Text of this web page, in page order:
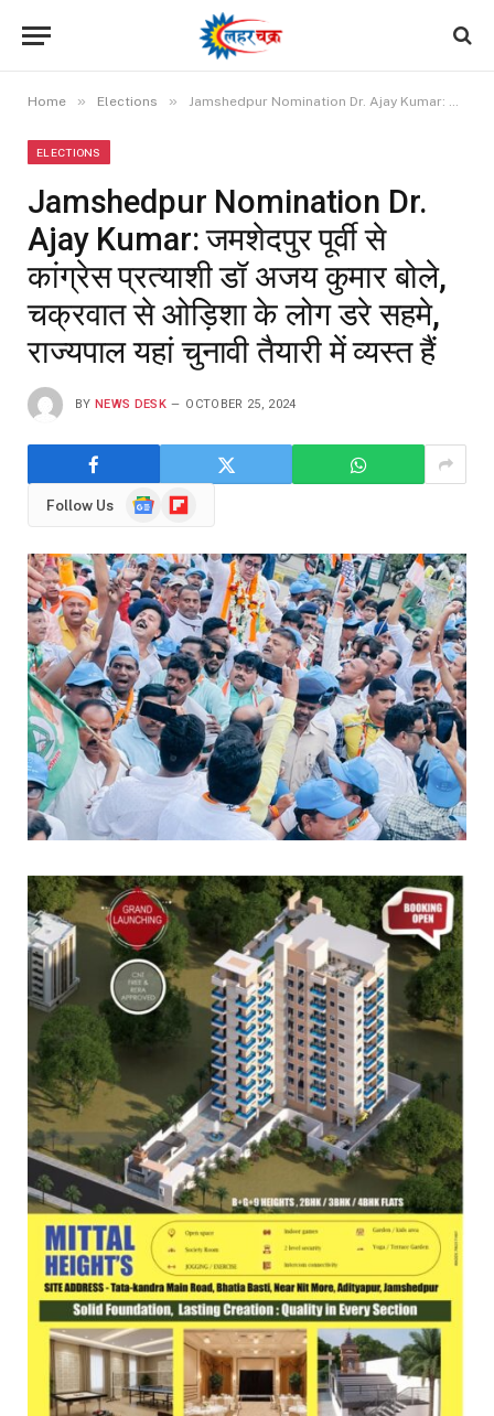
Home » Elections » Jamshedpur Nomination Dr. Ajay Kumar: जमशेदपुर पूर्वी से कांग्रेस प्रत्याशी डॉ अजय कुमार बोले, चक्रवात से ओड़िशा के लोग डरे सहमे, राज्यपाल यहां चुनावी तैयारी में व्यस्त हैं
ELECTIONS
Jamshedpur Nomination Dr.
Ajay Kumar: जमशेदपुर पूर्वी से
कांग्रेस प्रत्याशी डॉ अजय कुमार बोले,
चक्रवात से ओड़िशा के लोग डरे सहमे,
राज्यपाल यहां चुनावी तैयारी में व्यस्त हैं
BY NEWS DESK OCTOBER 25, 2024
Follow Us
GoogleFlipboard